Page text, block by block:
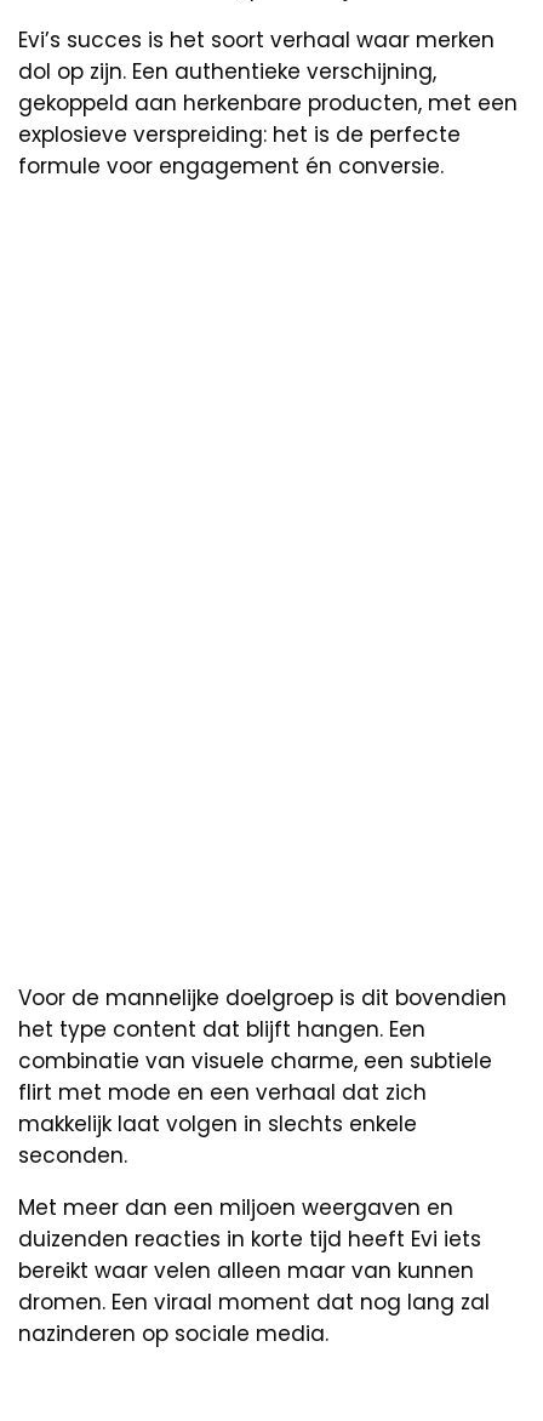
Evi’s succes is het soort verhaal waar merken
dol op zijn. Een authentieke verschijning,
gekoppeld aan herkenbare producten, met een
explosieve verspreiding: het is de perfecte
formule voor engagement én conversie.
Voor de mannelijke doelgroep is dit bovendien
het type content dat blijft hangen. Een
combinatie van visuele charme, een subtiele
flirt met mode en een verhaal dat zich
makkelijk laat volgen in slechts enkele
seconden.
Met meer dan een miljoen weergaven en
duizenden reacties in korte tijd heeft Evi iets
bereikt waar velen alleen maar van kunnen
dromen. Een viraal moment dat nog lang zal
nazinderen op sociale media.